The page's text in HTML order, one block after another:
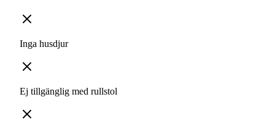
Inga husdjur
Ej tillgänglig med rullstol